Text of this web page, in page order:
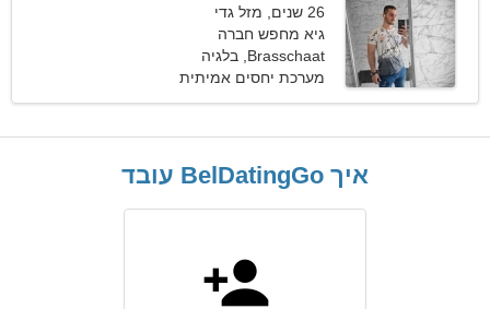
26 שנים, מזל גדי
גיא מחפש חברה
Brasschaat, בלגיה
מערכת יחסים אמיתית
איך BelDatingGo עובד